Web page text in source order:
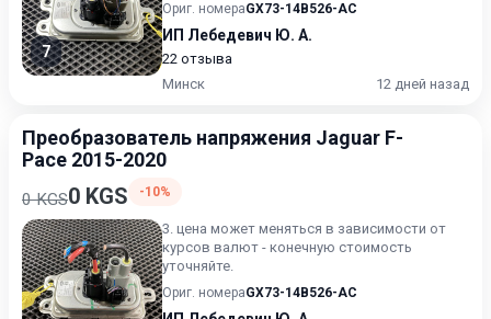
7
Ориг. номераGX73-14B526-AC
ИП Лебедевич Ю. А.
22 отзыва
Минск
12 дней назад
Преобразователь напряжения Jaguar F-
Pace 2015-2020
0 KGS0 KGS -10%
3. цена может меняться в зависимости от
курсов валют - конечную стоимость
уточняйте.
Ориг. номераGX73-14B526-AC